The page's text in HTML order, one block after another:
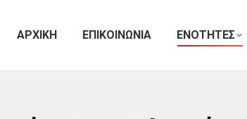
ΑΡΧΙΚΗ ΕΠΙΚΟΙΝΩΝΙΑ ΕΝΟΤΗΤΕΣ